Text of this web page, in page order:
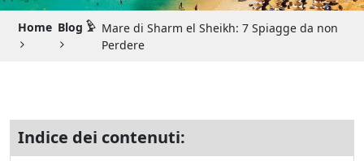
Guida di Viaggio 𓉔
Guida di Viaggio Giordania
Home Blog 𓅱 Mare di Sharm el Sheikh: 7 Spiagge da non
Perdere
Indice dei contenuti: